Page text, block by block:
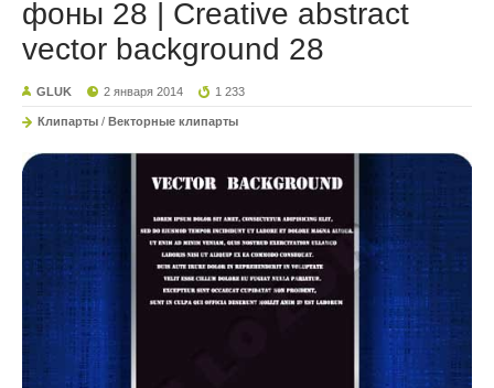
фоны 28 | Creative abstract
vector background 28
GLUK 2 января 2014 1 233
Клипарты / Векторные клипарты